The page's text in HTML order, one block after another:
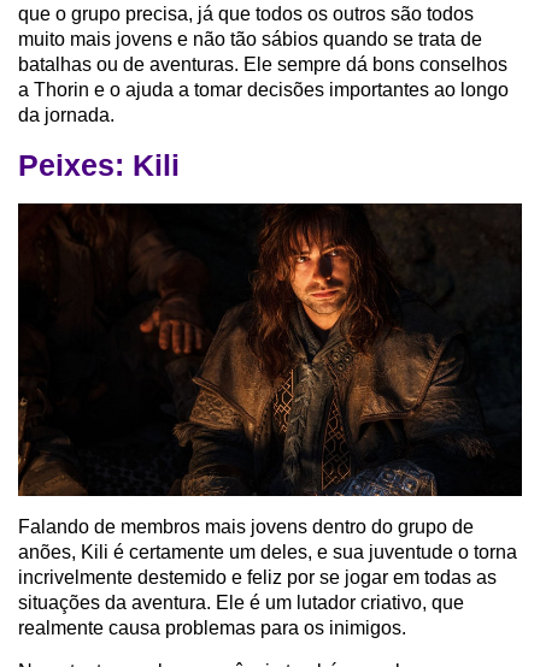
que o grupo precisa, já que todos os outros são todos
muito mais jovens e não tão sábios quando se trata de
batalhas ou de aventuras. Ele sempre dá bons conselhos
a Thorin e o ajuda a tomar decisões importantes ao longo
da jornada.
Peixes: Kili
Falando de membros mais jovens dentro do grupo de
anões, Kili é certamente um deles, e sua juventude o torna
incrivelmente destemido e feliz por se jogar em todas as
situações da aventura. Ele é um lutador criativo, que
realmente causa problemas para os inimigos.